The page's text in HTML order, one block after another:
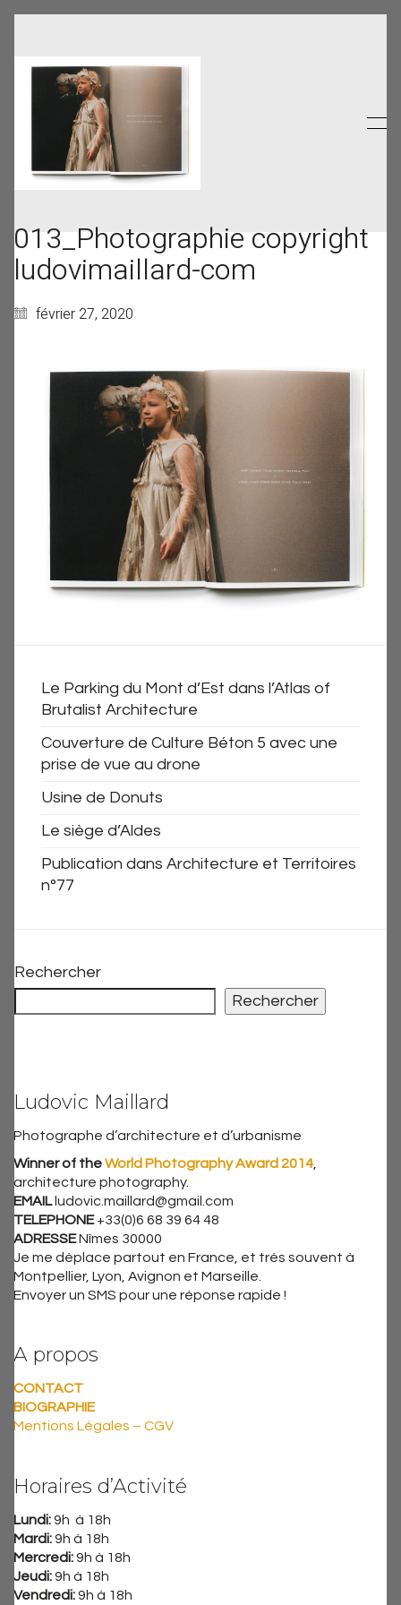
013_Photographie copyright
ludovimaillard-com
février 27, 2020
Le Parking du Mont d’Est dans l’Atlas of
Brutalist Architecture
Couverture de Culture Béton 5 avec une
prise de vue au drone
Usine de Donuts
Le siège d’Aldes
Publication dans Architecture et Territoires
n°77
Rechercher
Rechercher
Ludovic Maillard
Photographe d’architecture et d’urbanisme
Winner of theWorld Photography Award 2014
architecture photography.
EMAILludovic.maillard@gmail.com
TELEPHONE+33(0)6 68 39 64 48
ADRESSENîmes 30000
Je me déplace partout en France, et très souvent à
Montpellier, Lyon, Avignon et Marseille.
Envoyer un SMS pour une réponse rapide !
A propos
CONTACT
BIOGRAPHIE
Mentions Légales – CGV
Horaires d’Activité
Lundi:9h à 18h
Mardi:9h à 18h
Mercredi:9h à 18h
Jeudi:9h à 18h
Vendredi:9h à 18h